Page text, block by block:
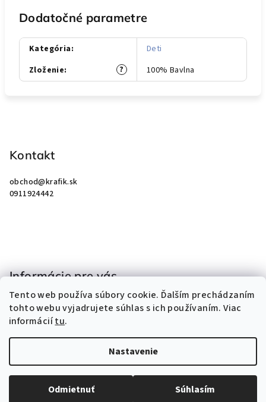
Tento web používa súbory cookie. Ďalším prechádzaním
tohto webu vyjadrujete súhlas s ich používaním. Viac
informáciítu.
Nastavenie
Odmietnuť Súhlasím
Dodatočné parametre
Kategória:
Deti
?
Zloženie: 100% Bavlna
Kontakt
obchod@krafik.sk
0911924442
Informácie pre vás
Obchodné podmienky
Podmienky ochrany osobných údajov
. Všetky práva vyhradené.